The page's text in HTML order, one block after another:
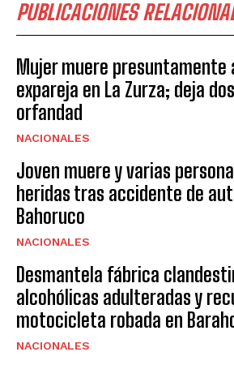
PUBLICACIONES
Mujer muere presuntamente
expareja en La Zurza; deja
orfandad
NACIONALES
Joven muere y varias
heridas tras accidente de
Bahoruco
NACIONALES
Desmantela fábrica
alcohólicas adulteradas y
motocicleta robada en
NACIONALES